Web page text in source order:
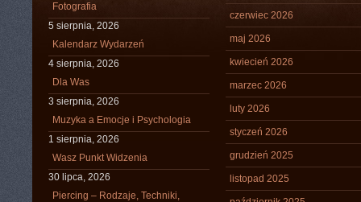
Fotografia
5 sierpnia, 2026
Kalendarz Wydarzeń
4 sierpnia, 2026
Dla Was
3 sierpnia, 2026
Muzyka a Emocje i Psychologia
1 sierpnia, 2026
Wasz Punkt Widzenia
30 lipca, 2026
Piercing – Rodzaje, Techniki,
czerwiec 2026
maj 2026
kwiecień 2026
marzec 2026
luty 2026
styczeń 2026
grudzień 2025
listopad 2025